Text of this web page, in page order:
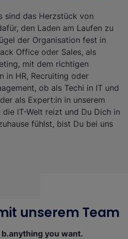
Einstellungen
sind das Herzstück von
den Laden am Laufen zu
der Organisation fest in
Office oder Sales, als
mit dem richtigen
in HR, Recruiting oder
ob als Techi in IT und
als Expert:in in unserem
IT-Welt reizt und Du Dich in
fühlst, bist Du bei uns
unserem Team
you want.